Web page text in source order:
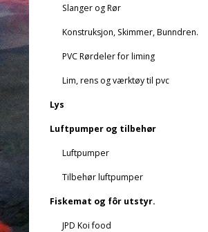
Slanger og Rør
Konstruksjon, Skimmer, Bunndren.
PVC Rørdeler for liming
Lim, rens og værktøy til pvc
Lys
Luftpumper og tilbehør
Luftpumper
Tilbehør luftpumper
Fiskemat og fôr utstyr.
JPD Koi food